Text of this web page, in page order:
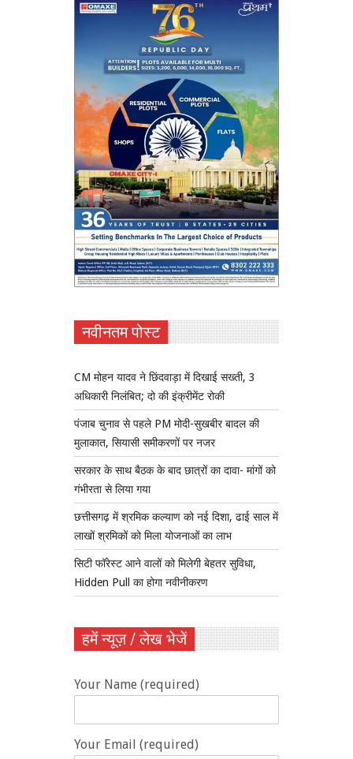
नवीनतम पोस्ट
CM मोहन यादव ने छिंदवाड़ा में दिखाई सख्ती, 3
अधिकारी निलंबित; दो की इंक्रीमेंट रोकी
पंजाब चुनाव से पहले PM मोदी-सुखबीर बादल की
मुलाकात, सियासी समीकरणों पर नजर
सरकार के साथ बैठक के बाद छात्रों का दावा- मांगों को
गंभीरता से लिया गया
छत्तीसगढ़ में श्रमिक कल्याण को नई दिशा, ढाई साल में
लाखों श्रमिकों को मिला योजनाओं का लाभ
सिटी फॉरेस्ट आने वालों को मिलेगी बेहतर सुविधा,
Hidden Pull का होगा नवीनीकरण
हमें न्यूज़ / लेख भेजें
Your Name (required)
Your Email (required)